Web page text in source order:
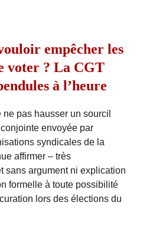
empêcher les
voter ? La CGT
à l’heure
ne pas hausser un sourcil
envoyée par
syndicales de la
affirmer – très
sans argument ni explication
formelle à toute possibilité
lors des élections du